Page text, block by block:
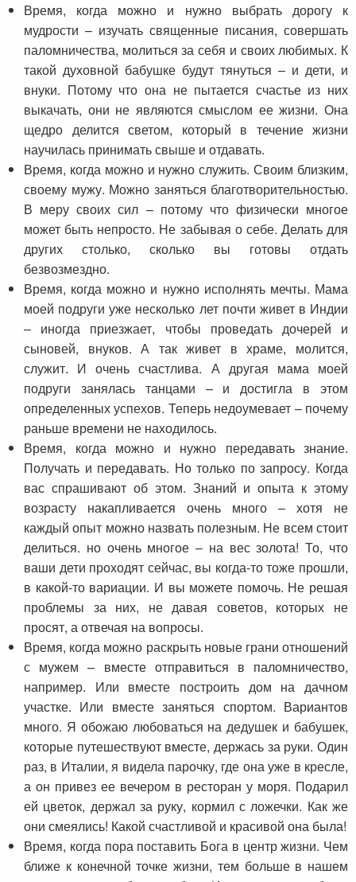
Время, когда можно и нужно выбрать дорогу к
мудрости – изучать священные писания, совершать
паломничества, молиться за себя и своих любимых. К
такой духовной бабушке будут тянуться – и дети, и
внуки. Потому что она не пытается счастье из них
выкачать, они не являются смыслом ее жизни. Она
щедро делится светом, который в течение жизни
научилась принимать свыше и отдавать.
Время, когда можно и нужно служить. Своим близким,
своему мужу. Можно заняться благотворительностью.
В меру своих сил – потому что физически многое
может быть непросто. Не забывая о себе. Делать для
других столько, сколько вы готовы отдать
безвозмездно.
Время, когда можно и нужно исполнять мечты. Мама
моей подруги уже несколько лет почти живет в Индии
– иногда приезжает, чтобы проведать дочерей и
сыновей, внуков. А так живет в храме, молится,
служит. И очень счастлива. А другая мама моей
подруги занялась танцами – и достигла в этом
определенных успехов. Теперь недоумевает – почему
раньше времени не находилось.
Время, когда можно и нужно передавать знание.
Получать и передавать. Но только по запросу. Когда
вас спрашивают об этом. Знаний и опыта к этому
возрасту накапливается очень много – хотя не
каждый опыт можно назвать полезным. Не всем стоит
делиться. но очень многое – на вес золота! То, что
ваши дети проходят сейчас, вы когда-то тоже прошли,
в какой-то вариации. И вы можете помочь. Не решая
проблемы за них, не давая советов, которых не
просят, а отвечая на вопросы.
Время, когда можно раскрыть новые грани отношений
с мужем – вместе отправиться в паломничество,
например. Или вместе построить дом на дачном
участке. Или вместе заняться спортом. Вариантов
много. Я обожаю любоваться на дедушек и бабушек,
которые путешествуют вместе, держась за руки. Один
раз, в Италии, я видела парочку, где она уже в кресле,
а он привез ее вечером в ресторан у моря. Подарил
ей цветок, держал за руку, кормил с ложечки. Как же
они смеялись! Какой счастливой и красивой она была!
Время, когда пора поставить Бога в центр жизни. Чем
ближе к конечной точке жизни, тем больше в нашем